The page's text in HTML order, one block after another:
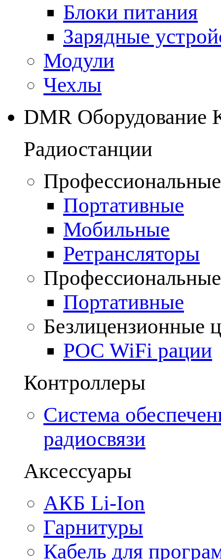
Блоки питания
Зарядные
Модули
Чехлы
DMR Оборудование
Радиостанции
Портативные
Мобильные
Ретрансляторы
Портативные
Безлицензионные
POC WiFi рации
Контроллеры
Система
радиосвязи
Аксессуары
АКБ Li-Ion
Гарнитуры
Кабель для